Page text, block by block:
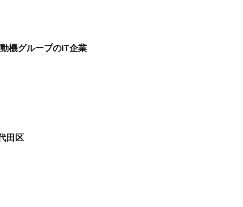
機グループのIT企業
田区